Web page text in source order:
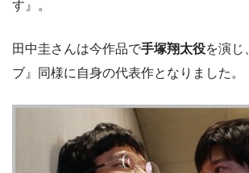
す』。
田中圭さんは今作品で手塚翔太役を演じ
ブ』同様に自身の代表作となりました。